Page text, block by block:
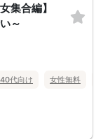
集合編】
～
40代向け 女性無料